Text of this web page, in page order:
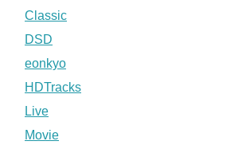
Classic
DSD
eonkyo
HDTracks
Live
Movie